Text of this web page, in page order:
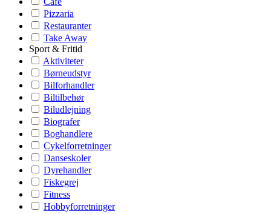
Pizzaria
Restauranter
Take Away
Sport & Fritid
Aktiviteter
Børneudstyr
Bilforhandler
Biltilbehør
Biludlejning
Biografer
Boghandlere
Cykelforretninger
Danseskoler
Dyrehandler
Fiskegrej
Fitness
Hobbyforretninger